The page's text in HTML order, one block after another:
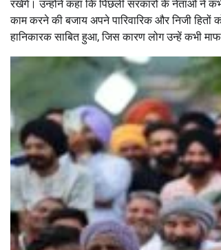
रखेंगे। उन्होंने कहा कि पिछली सरकारों के नेताओं ने
काम करने की बजाय अपने पारिवारिक और निजी
हानिकारक साबित हुआ, जिस कारण लोग उन्हें कभी